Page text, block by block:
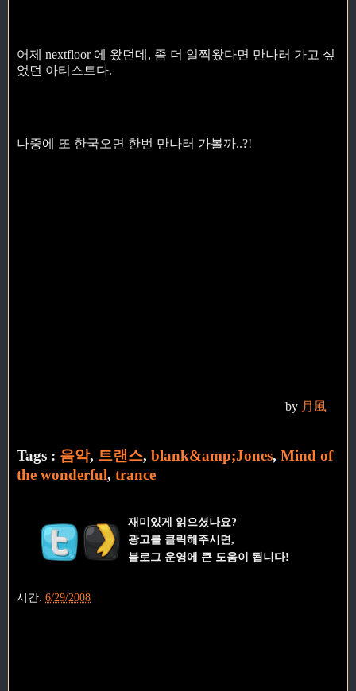
어제 nextfloor 에 왔던데, 좀 더 일찍왔다면 만나러 가고 싶
었던 아티스트다.
나중에 또 한국오면 한번 만나러 가볼까..?!
by 月風
Tags : 음악, 트랜스, blank&amp;Jones, Mind of
the wonderful, trance
재미있게 읽으셨나요?
광고를 클릭해주시면,
블로그 운영에 큰 도움이 됩니다!
시간: 6/29/2008